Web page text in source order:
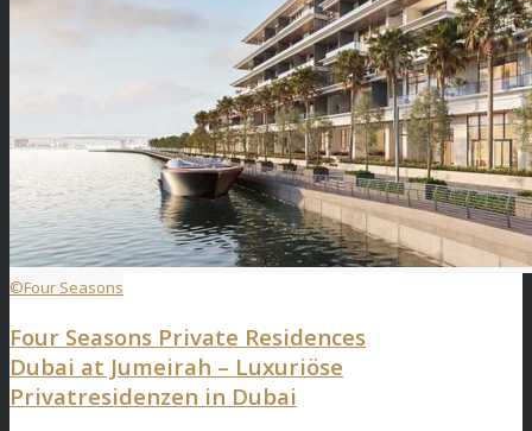
©Four Seasons
Four Seasons Private Residences
Dubai at Jumeirah – Luxuriöse
Privatresidenzen in Dubai